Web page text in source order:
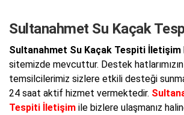
Sultanahmet Su Kaçak
Sultanahmet Su Kaçak Tespiti İletişim
sitemizde mevcuttur. Destek
temsilcilerimiz sizlere etkili desteği
24 saat aktif hizmet vermektedir.
Tespiti İletişim ile bizlere ulaşmanız